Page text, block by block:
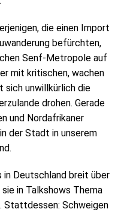
die einen Import
befürchten,
Senf-Metropole auf
mit kritischen, wachen
sich unwillkürlich die
drohen. Gerade
und Nordafrikaner
der Stadt in unserem
in Deutschland breit über
in Talkshows Thema
Stattdessen: Schweigen